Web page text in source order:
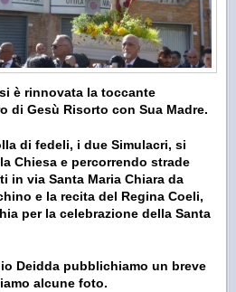
è rinnovata la toccante
di Gesù Risorto con Sua Madre.
di fedeli, i due Simulacri, si
Chiesa e percorrendo strade
in via Santa Maria Chiara da
e la recita del Regina Coeli,
per la celebrazione della Santa
Deidda pubblichiamo un breve
alcune foto.